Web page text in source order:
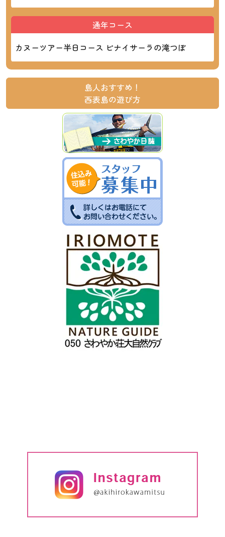
通年コース
カヌーツアー半日コース ピナイサーラの滝つぼ
島人おすすめ！
西表島の遊び方